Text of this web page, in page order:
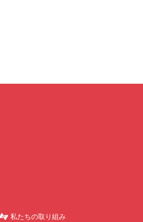
私たちの取り組み